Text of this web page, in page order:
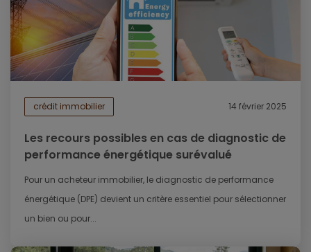
crédit immobilier 14 février 2025
Les recours possibles en cas de diagnostic de
performance énergétique surévalué
Pour un acheteur immobilier, le diagnostic de performance
énergétique (DPE) devient un critère essentiel pour sélectionner
un bien ou pour...